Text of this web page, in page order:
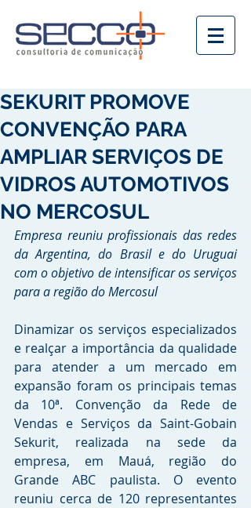
SEKURIT PROMOVE
CONVENÇÃO PARA
AMPLIAR SERVIÇOS DE
VIDROS AUTOMOTIVOS
NO MERCOSUL
Empresa reuniu profissionais das redes
da Argentina, do Brasil e do Uruguai
com o objetivo de intensificar os serviços
para a região do Mercosul
Dinamizar os serviços especializados
e realçar a importância da qualidade
para atender a um mercado em
expansão foram os principais temas
da 10ª. Convenção da Rede de
Vendas e Serviços da Saint-Gobain
Sekurit, realizada na sede da
empresa, em Mauá, região do
Grande ABC paulista. O evento
reuniu cerca de 120 representantes